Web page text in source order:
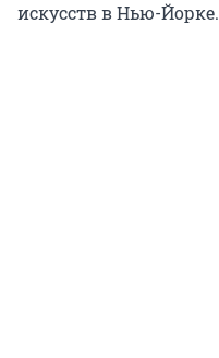
искусств в Нью-Йорке.